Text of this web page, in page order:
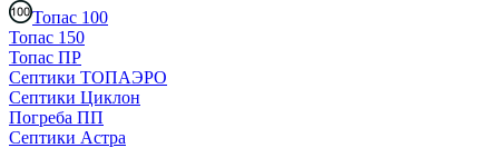
Топас 100
Топас 150
Топас ПР
Септики ТОПАЭРО
Септики Циклон
Погреба ПП
Септики Астра